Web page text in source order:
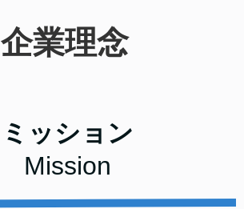
企業理念
ミッション
Mission